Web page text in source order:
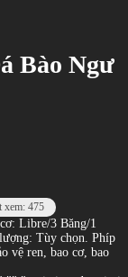
Bào Ngư
xem: 475
Libre/3 Băng/1
Tùy chọn. Phíp
vệ ren, bao cơ, bao